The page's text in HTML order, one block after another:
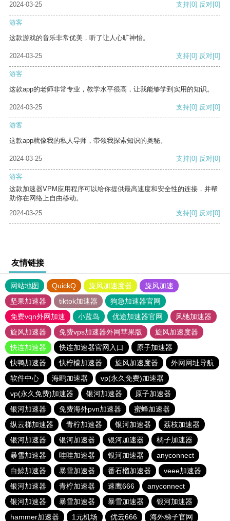
2024-03-25
支持[0] 反对[0]
游客
这款游戏的音乐非常优美，听了让人心旷神怡。
2024-03-25 支持[0] 反对[0]
游客
这款app的老师非常专业，教学水平很高，让我能够学到实用的知识。
2024-03-25 支持[0] 反对[0]
游客
这款app就像我的私人导师，带领我探索知识的奥秘。
2024-03-25 支持[0] 反对[0]
游客
这款加速器VPM应用程序可以给你提供最高速度和安全性的连接，并帮
助你在网络上自由移动。
2024-03-25
支持[0] 反对[0]
友情链接
网站地图 QuickQ 旋风加速度器
旋风加速
坚果加速器
tiktok加速器
狗急加速器官网
免费vqn外网加速
小蓝鸟 优途加速器官网
风驰加速器
旋风加速器
免费vps加速器外网苹果版
旋风加速度器
快连加速器
快连加速器官网入口
原子加速器
快鸭加速器
快柠檬加速器 旋风加速度器
外网网址导航
软件中心
海鸥加速器
vp(永久免费)加速器
vp(永久免费)加速器
银河加速器
原子加速器
银河加速器
免费海外pvn加速器
蜜蜂加速器
纵云梯加速器
青柠加速器 银河加速器
荔枝加速器
银河加速器
银河加速器 银河加速器
橘子加速器
暴雪加速器
哇哇加速器 银河加速器
anyconnect
白鲸加速器
暴雪加速器 番石榴加速器
veee加速器
银河加速器
青柠加速器 速鹰666
anyconnect
银河加速器
暴雪加速器 暴雪加速器
银河加速器
hammer加速器
1元机场 优云666 海外梯子官网